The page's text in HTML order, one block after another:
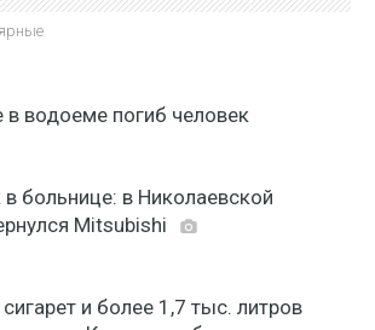
водоеме погиб человек
больнице: в Николаевской
Mitsubishi
и более 1,7 тыс. литров